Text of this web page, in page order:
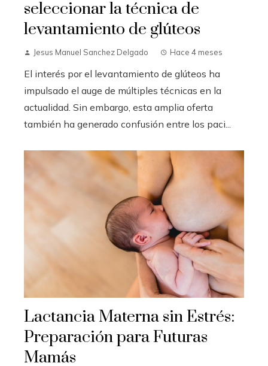
seleccionar la técnica de
levantamiento de glúteos
Jesus Manuel Sanchez Delgado Hace 4 meses
El interés por el levantamiento de glúteos ha
impulsado el auge de múltiples técnicas en la
actualidad. Sin embargo, esta amplia oferta
también ha generado confusión entre los paci...
Lactancia Materna sin Estrés:
Preparación para Futuras
Mamás